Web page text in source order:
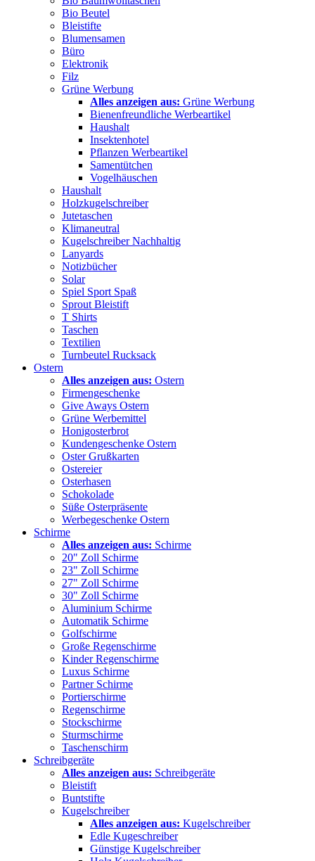
Bio Beutel
Bleistifte
Blumensamen
Büro
Elektronik
Filz
Grüne Werbung
Alles anzeigen aus: Grüne Werbung
Bienenfreundliche Werbeartikel
Haushalt
Insektenhotel
Pflanzen Werbeartikel
Samentütchen
Vogelhäuschen
Haushalt
Holzkugelschreiber
Jutetaschen
Klimaneutral
Kugelschreiber Nachhaltig
Lanyards
Notizbücher
Solar
Spiel Sport Spaß
Sprout Bleistift
T Shirts
Taschen
Textilien
Turnbeutel Rucksack
Ostern
Alles anzeigen aus: Ostern
Firmengeschenke
Give Aways Ostern
Grüne Werbemittel
Honigosterbrot
Kundengeschenke Ostern
Oster Grußkarten
Ostereier
Osterhasen
Schokolade
Süße Osterpräsente
Werbegeschenke Ostern
Schirme
Alles anzeigen aus: Schirme
20" Zoll Schirme
23" Zoll Schirme
27" Zoll Schirme
30" Zoll Schirme
Aluminium Schirme
Automatik Schirme
Golfschirme
Große Regenschirme
Kinder Regenschirme
Luxus Schirme
Partner Schirme
Portierschirme
Regenschirme
Stockschirme
Sturmschirme
Taschenschirm
Schreibgeräte
Alles anzeigen aus: Schreibgeräte
Bleistift
Buntstifte
Kugelschreiber
Alles anzeigen aus: Kugelschreiber
Edle Kugeschreiber
Günstige Kugelschreiber